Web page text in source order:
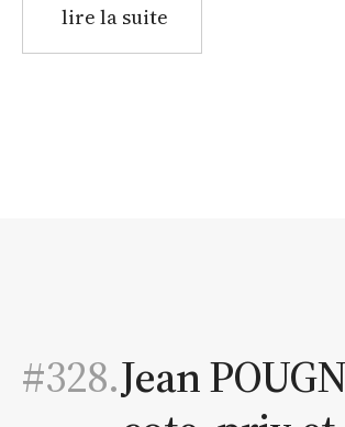
lire la suite
#328.Jean